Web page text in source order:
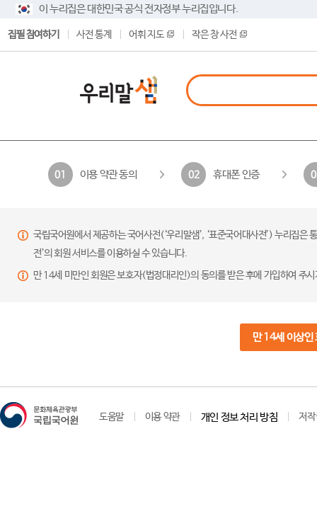
이 누리집은 대한민국 공식 전자정부 누리집입니다.
집필 참여하기 사전 통계 어휘 지도 작은 창 사전
01 이용 약관 동의 02 휴대폰 인증
국립국어원에서 제공하는 국어사전(‘우리말샘’, ‘표준국어대사전’) 누리집
전’의 회원 서비스를 이용하실 수 있습니다.
만 14세 미만인 회원은 보호자(법정대리인)의 동의를 받은 후에 가입하여 주
만 14세 이상인
도움말 이용 약관 개인 정보 처리 방침 저